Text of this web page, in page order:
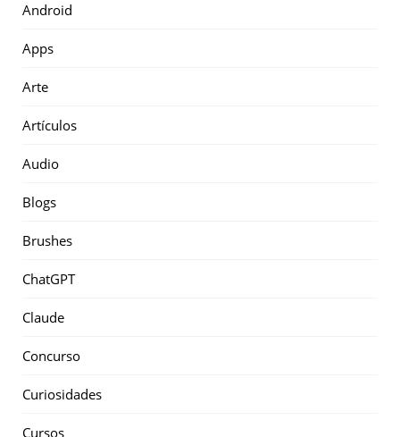
Android
Apps
Arte
Artículos
Audio
Blogs
Brushes
ChatGPT
Claude
Concurso
Curiosidades
Cursos